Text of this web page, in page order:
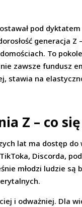
pod
generacja
To
zawsze fundusz
stawia na
Z – co się
lat ma dostęp
Discorda,
młodzi ludzie
i odważniej.